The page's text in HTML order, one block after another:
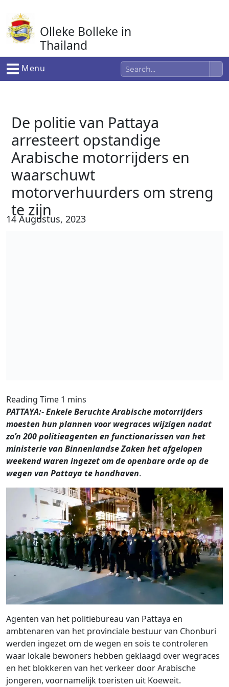
naar
de
inhoud
Olleke Bolleke in
Thailand
In Thailand
Menu
De politie van Pattaya
arresteert opstandige
Arabische motorrijders en
waarschuwt
motorverhuurders om streng
te zijn
14 Augustus, 2023
PATTAYA:- Enkele Beruchte Arabische motorrijders
moesten hun plannen voor wegraces wijzigen nadat
zo’n 200 politieagenten en functionarissen van het
ministerie van Binnenlandse Zaken het afgelopen
weekend waren ingezet om de openbare orde op de
wegen van Pattaya te handhaven.
Agenten van het politiebureau van Pattaya en
ambtenaren van het provinciale bestuur van Chonburi
werden ingezet om de wegen en sois te controleren
waar lokale bewoners hebben geklaagd over wegraces
en het blokkeren van het verkeer door Arabische
jongeren, voornamelijk toeristen uit Koeweit.